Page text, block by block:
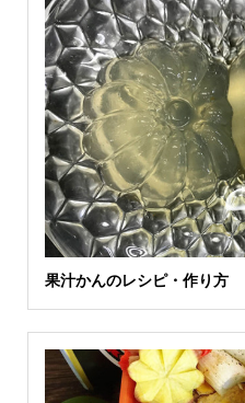
果汁かんのレシピ・作り方